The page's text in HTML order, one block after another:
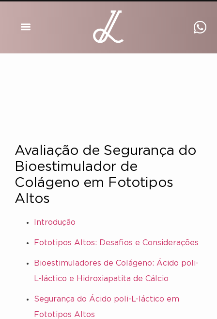
Avaliação de Segurança do
Bioestimulador de
Colágeno em Fototipos
Altos
Introdução
Fototipos Altos: Desafios e Considerações
Bioestimuladores de Colágeno: Ácido poli-
L-láctico e Hidroxiapatita de Cálcio
Segurança do Ácido poli-L-láctico em
Fototipos Altos